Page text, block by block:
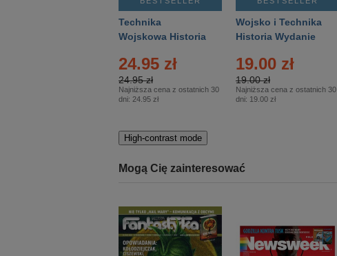
Technika
Wojskowa Historia
24.95 zł
24.95 zł
Najniższa cena z ostatnich 30
dni: 24.95 zł
Wojsko i Technika
Historia Wydanie
– 2/2026
19.00 zł
19.00 zł
Najniższa cena z ostatnich 30
dni: 19.00 zł
High-contrast mode
Mogą Cię zainteresować